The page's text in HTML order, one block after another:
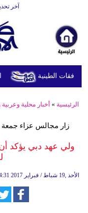
آخر تحديث 18:44:55
الرئيسية » أخبار محلية وعربية
زار مجالس عزاء جمعة
ولي عهد دبي يؤكد
14:31 2017 الأحد ,19 شباط / فبراير